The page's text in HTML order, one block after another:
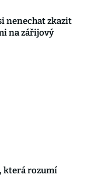
nenechat zkazit
na zářijový
která rozumí